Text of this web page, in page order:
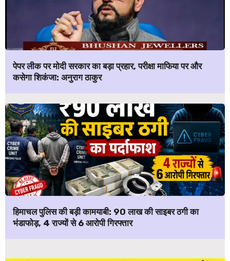
पेपर लीक पर मोदी सरकार का बड़ा प्रहार, परीक्षा माफिया पर और
कसेगा शिकंजा: अनुराग ठाकुर
हिमाचल पुलिस की बड़ी कामयाबी: ₹90 लाख की साइबर ठगी का
भंडाफोड़, 4 राज्यों से 6 आरोपी गिरफ्तार